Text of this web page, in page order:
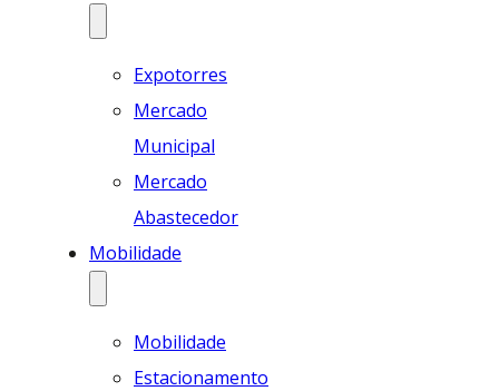
Expotorres
Mercado
Municipal
Mercado
Abastecedor
Mobilidade
Mobilidade
Estacionamento